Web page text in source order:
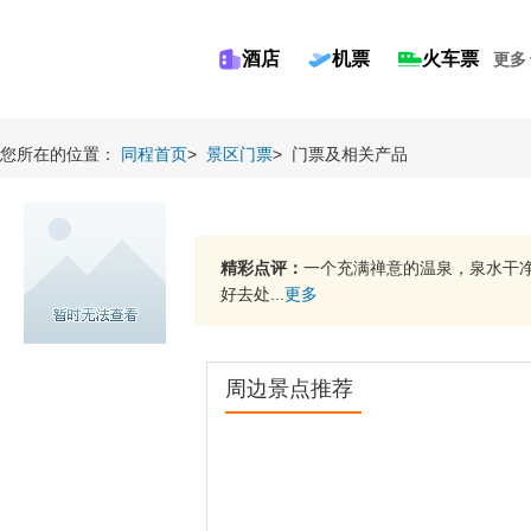
酒店 机票 火车票 更多
您所在的位置： 同程首页> 景区门票> 门票及相关产品
精彩点评： 一个充满禅意的温泉，泉水干
好去处... 更多
周边景点推荐